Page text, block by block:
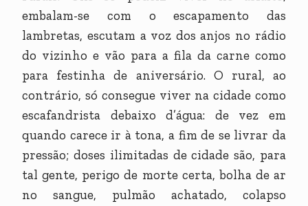
embalam-se com o escapamento das
lambretas, escutam a voz dos anjos no rádio
do vizinho e vão para a fila da carne como
para festinha de aniversário. O rural, ao
contrário, só consegue viver na cidade como
escafandrista debaixo d’água: de vez em
quando carece ir à tona, a fim de se livrar da
pressão; doses ilimitadas de cidade são, para
tal gente, perigo de morte certa, bolha de ar
no sangue, pulmão achatado, colapso